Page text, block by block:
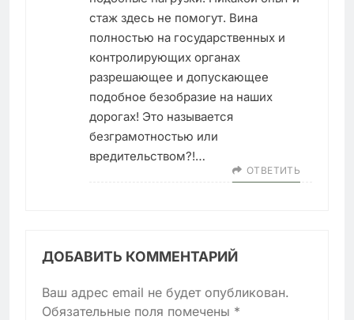
стаж здесь не помогут. Вина
полностью на государственных и
контролирующих органах
разрешающее и допускающее
подобное безобразие на наших
дорогах! Это называется
безграмотностью или
вредительством?!…
ОТВЕТИТЬ
ДОБАВИТЬ КОММЕНТАРИЙ
Ваш адрес email не будет опубликован.
Обязательные поля помечены *